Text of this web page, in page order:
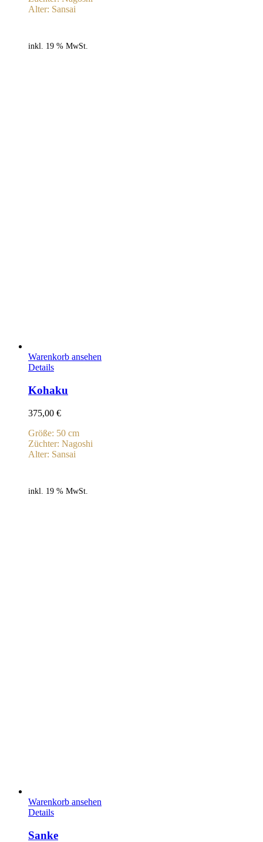
Alter: Sansai
inkl. 19 % MwSt.
Warenkorb ansehen
Details
Kohaku
375,00 €
Größe: 50 cm
Züchter: Nagoshi
Alter: Sansai
inkl. 19 % MwSt.
Warenkorb ansehen
Details
Sanke